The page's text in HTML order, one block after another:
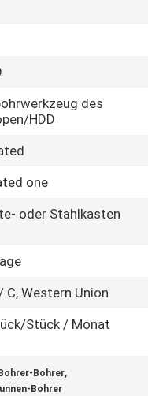
des
HDD
one
oder Stahlkasten
C, Western Union
Stück / Monat
Bohrer,
Bohrer